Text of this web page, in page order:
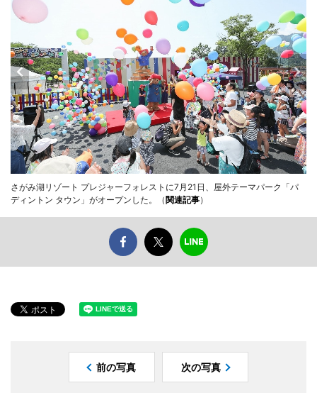
さがみ湖リゾート プレジャーフォレストに7月21日、屋外テーマパーク「パ
ディントン タウン」がオープンした。（ 関連記事）
前の写真 次の写真